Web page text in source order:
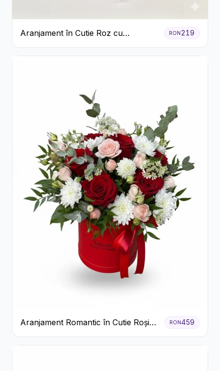
Aranjament în Cutie Roz cu
Crizanteme Albe și Lila
RON219
Aranjament Romantic în Cutie Roșie
cu Trandafiri și Crizanteme
RON459